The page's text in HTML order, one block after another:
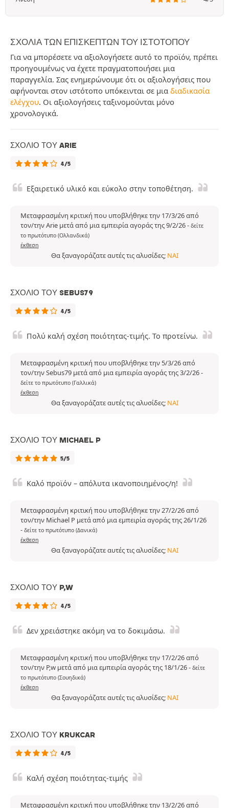
ΣΧΌΛΙΑ ΤΩΝ ΕΠΙΣΚΕΠΤΏΝ ΤΟΥ ΙΣΤΟΤΌΠΟΥ
Για να μπορέσετε να αξιολογήσετε αυτό το προϊόν, πρέπει
προηγουμένως να έχετε πραγματοποιήσει μια
παραγγελία. Σας ενημερώνουμε ότι οι αξιολογήσεις που
αφήνονται στον ιστότοπο υπόκεινται σε μια διαδικασία
ελέγχου. Οι αξιολογήσεις ταξινομούνται μόνο
χρονολογικά.
ΣΧΌΛΙΟ ΤΟΥ ARIE
4/5
Εξαιρετικό υλικό και εύκολο στην τοποθέτηση.
Μεταφρασμένη κριτική που υποβλήθηκε την 17/3/26 από
τον/την Arie μετά από μια εμπειρία αγοράς της 9/2/26- δείτε
το πρωτότυπο (Ολλανδικά)
έκθεση
Θα ξαναγοράζατε αυτές τις αλυσίδες; ΝΑΙ
ΣΧΌΛΙΟ ΤΟΥ SEBUS79
4/5
Πολύ καλή σχέση ποιότητας-τιμής. Το προτείνω.
Μεταφρασμένη κριτική που υποβλήθηκε την 5/3/26 από
τον/την Sebus79 μετά από μια εμπειρία αγοράς της 3/2/26-
δείτε το πρωτότυπο (Γαλλικά)
έκθεση
Θα ξαναγοράζατε αυτές τις αλυσίδες; ΝΑΙ
ΣΧΌΛΙΟ ΤΟΥ MICHAEL P
5/5
Καλό προϊόν – απόλυτα ικανοποιημένος/η!
Μεταφρασμένη κριτική που υποβλήθηκε την 27/2/26 από
τον/την Michael P μετά από μια εμπειρία αγοράς της 26/1/26
- δείτε το πρωτότυπο (Δανικά)
έκθεση
Θα ξαναγοράζατε αυτές τις αλυσίδες; ΝΑΙ
ΣΧΌΛΙΟ ΤΟΥ P,W
4/5
Δεν χρειάστηκε ακόμη να το δοκιμάσω.
Μεταφρασμένη κριτική που υποβλήθηκε την 17/2/26 από
τον/την P,w μετά από μια εμπειρία αγοράς της 18/1/26- δείτε
το πρωτότυπο (Σουηδικά)
έκθεση
Θα ξαναγοράζατε αυτές τις αλυσίδες; ΝΑΙ
ΣΧΌΛΙΟ ΤΟΥ KRUKCAR
4/5
Καλή σχέση ποιότητας-τιμής
Μεταφρασμένη κριτική που υποβλήθηκε την 13/2/26 από